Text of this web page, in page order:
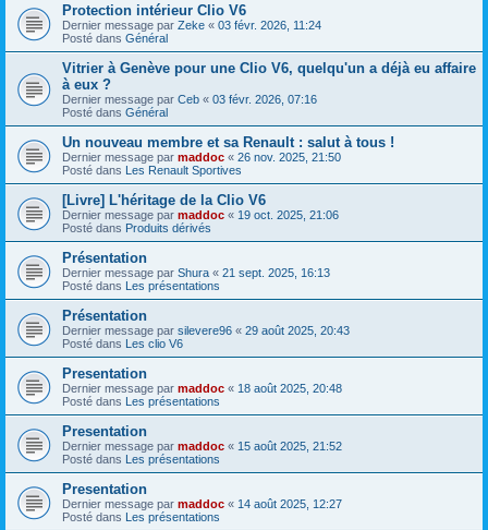
Protection intérieur Clio V6
Dernier message par Zeke « 03 févr. 2026, 11:24
Posté dans Général
Vitrier à Genève pour une Clio V6, quelqu'un a déjà eu affaire
à eux ?
Dernier message par Ceb « 03 févr. 2026, 07:16
Posté dans Général
Un nouveau membre et sa Renault : salut à tous !
Dernier message par maddoc « 26 nov. 2025, 21:50
Posté dans Les Renault Sportives
[Livre] L'héritage de la Clio V6
Dernier message par maddoc « 19 oct. 2025, 21:06
Posté dans Produits dérivés
Présentation
Dernier message par Shura « 21 sept. 2025, 16:13
Posté dans Les présentations
Présentation
Dernier message par silevere96 « 29 août 2025, 20:43
Posté dans Les clio V6
Presentation
Dernier message par maddoc « 18 août 2025, 20:48
Posté dans Les présentations
Presentation
Dernier message par maddoc « 15 août 2025, 21:52
Posté dans Les présentations
Presentation
Dernier message par maddoc « 14 août 2025, 12:27
Posté dans Les présentations